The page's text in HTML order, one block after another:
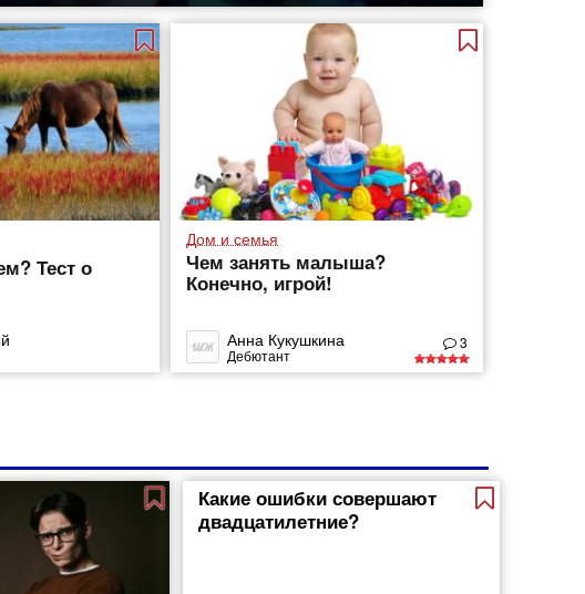
Тест о
Дом и семья
Чем занять малыша?
Конечно, игрой!
Анна Кукушкина
Дебютант
3
Какие ошибки совершают
двадцатилетние?